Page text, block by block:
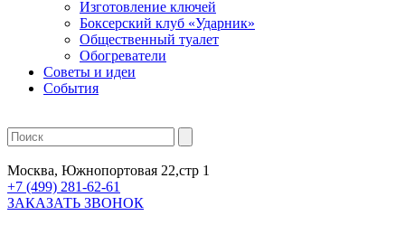
Изготовление ключей
Боксерский клуб «Ударник»
Общественный туалет
Обогреватели
Советы и идеи
События
Москва, Южнопортовая 22,стр 1
+7 (499) 281-62-61
ЗАКАЗАТЬ ЗВОНОК